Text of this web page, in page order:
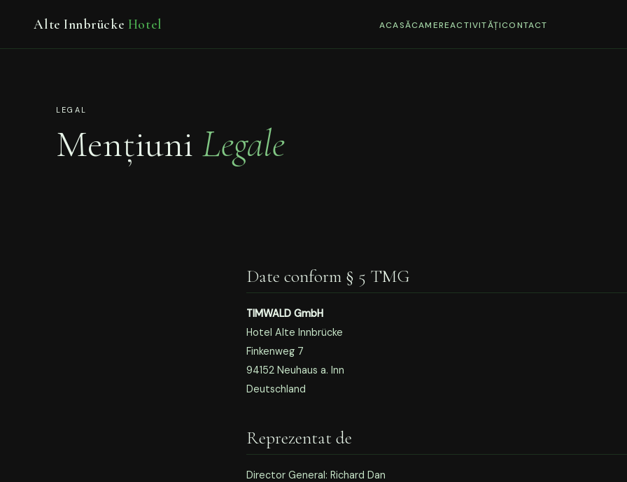
Alte Innbrücke Hotel ACASĂCAMEREACTIVITĂȚICONTACT
LEGAL
Mențiuni Legale
Date conform § 5 TMG
TIMWALD GmbH
Hotel Alte Innbrücke
Finkenweg 7
94152 Neuhaus a. Inn
Deutschland
Reprezentat de
Director General: Richard Dan